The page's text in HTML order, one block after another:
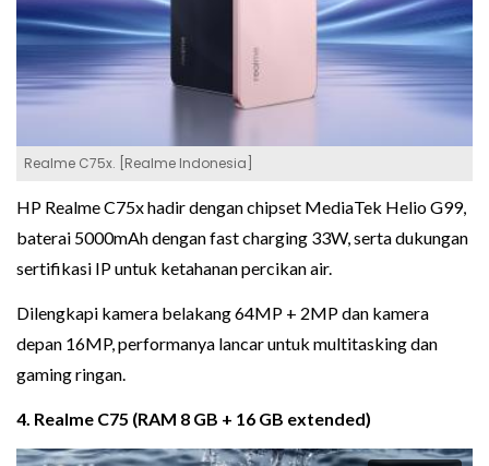
Realme C75x. [Realme Indonesia]
HP Realme C75x hadir dengan chipset MediaTek Helio G99,
baterai 5000mAh dengan fast charging 33W, serta dukungan
sertifikasi IP untuk ketahanan percikan air.
Dilengkapi kamera belakang 64MP + 2MP dan kamera
depan 16MP, performanya lancar untuk multitasking dan
gaming ringan.
4. Realme C75 (RAM 8 GB + 16 GB extended)